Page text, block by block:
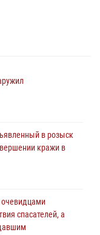
в розыск
кражи в
очевидцами
спасателей, а